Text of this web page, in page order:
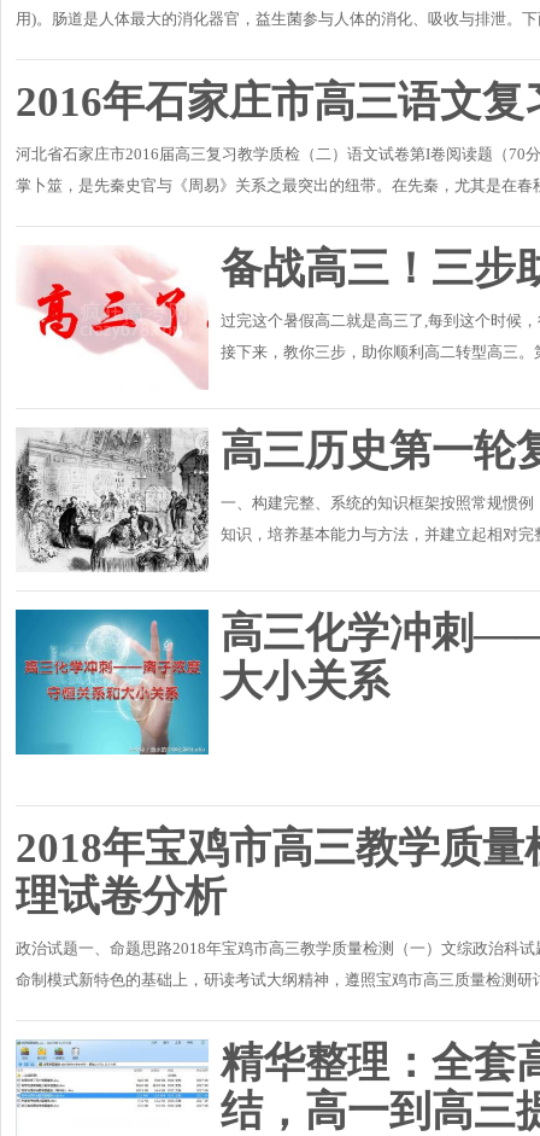
用)。肠道是人体最大的消化器官，益生菌参与人体的消化、吸收与排泄。
2016年石家庄市高三语文
河北省石家庄市2016届高三复习教学质检（二）语文试卷第I卷阅读题（
掌卜筮，是先秦史官与《周易》关系之最突出的纽带。在先秦，尤其是在
备战高三！三步
过完这个暑假高二就是高三了,每到这个时候
接下来，教你三步，助你顺利高二转型高三
高三历史第一轮
一、构建完整、系统的知识框架按照常规惯
知识，培养基本能力与方法，并建立起相对
高三化学冲刺
大小关系
2018年宝鸡市高三教学质
理试卷分析
政治试题一、命题思路2018年宝鸡市高三教学质量检测（一）文综政治科
命制模式新特色的基础上，研读考试大纲精神，遵照宝鸡市高三质量检测
精华整理：全套
结，高一到高三